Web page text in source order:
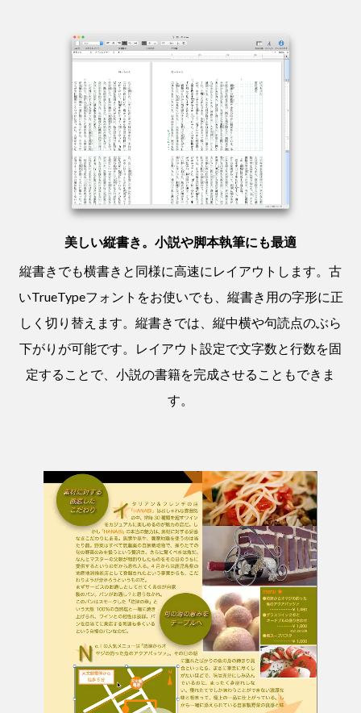
美しい縦書き。小説や脚本執筆にも最適
縦書きでも横書きと同様に高速にレイアウトします。古
いTrueTypeフォントをお使いでも、縦書き用の字形に正
しく切り替えます。縦書きでは、縦中横や句読点のぶら
下がりが可能です。レイアウト設定で文字数と行数を固
定することで、小説の書籍を完成させることもできま
す。